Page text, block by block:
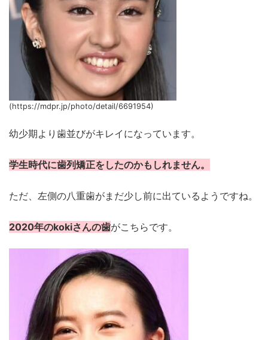
(https://mdpr.jp/photo/detail/6691954)
幼少期より歯並びがキレイになっています。
学生時代に歯列矯正をしたのかもしれません。
ただ、左側の八重歯がまだ少し前に出ているようですね。
2020年のkokiさんの歯がこちらです。